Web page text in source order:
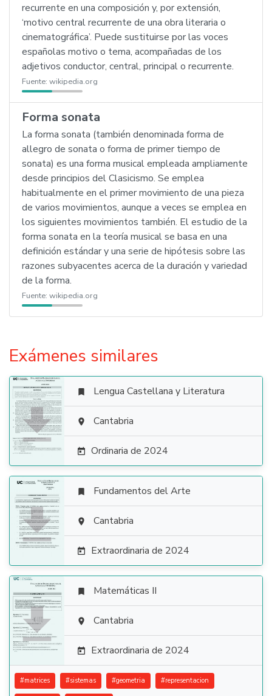
recurrente en una composición y, por extensión,
‘motivo central recurrente de una obra literaria o
cinematográfica’. Puede sustituirse por las voces
españolas motivo o tema, acompañadas de los
adjetivos conductor, central, principal o recurrente.
Fuente: wikipedia.org
Forma sonata
La forma sonata (también denominada forma de
allegro de sonata o forma de primer tiempo de
sonata) es una forma musical empleada ampliamente
desde principios del Clasicismo. Se emplea
habitualmente en el primer movimiento de una pieza
de varios movimientos, aunque a veces se emplea en
los siguientes movimientos también. El estudio de la
forma sonata en la teoría musical se basa en una
definición estándar y una serie de hipótesis sobre las
razones subyacentes acerca de la duración y variedad
de la forma.
Fuente: wikipedia.org
Exámenes similares

 Lengua Castellana y Literatura
 Cantabria
 Ordinaria de 2024

 Fundamentos del Arte
 Cantabria
 Extraordinaria de 2024

 Matemáticas II
 Cantabria
 Extraordinaria de 2024
#matrices #sistemas #geometria #representacion